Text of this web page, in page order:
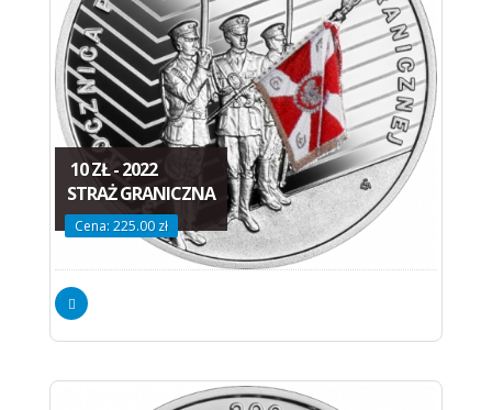
10 ZŁ - 2022
STRAŻ GRANICZNA
Cena: 225.00 zł